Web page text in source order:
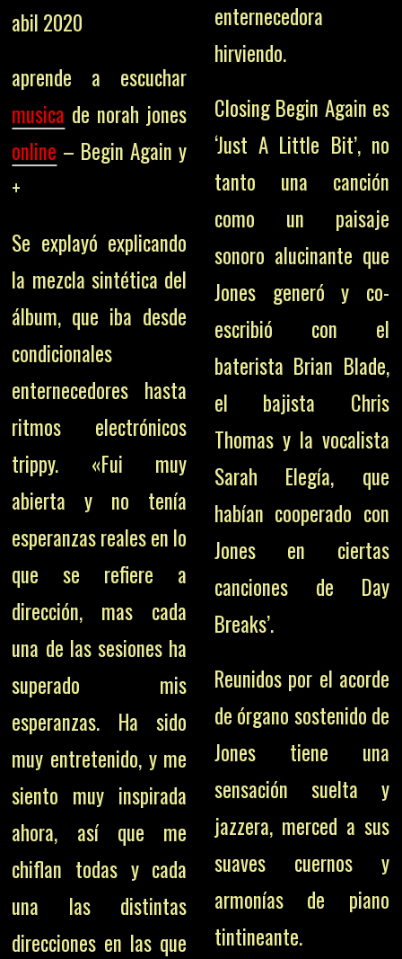
abil 2020
aprende a escuchar
musica de norah jones
online – Begin Again y
+
Se explayó explicando
la mezcla sintética del
álbum, que iba desde
condicionales
enternecedores hasta
ritmos electrónicos
trippy. «Fui muy
abierta y no tenía
esperanzas reales en lo
que se refiere a
dirección, mas cada
una de las sesiones ha
superado mis
esperanzas. Ha sido
muy entretenido, y me
siento muy inspirada
ahora, así que me
chiflan todas y cada
una las distintas
direcciones en las que
enternecedora
hirviendo.
Closing Begin Again es
‘Just A Little Bit’, no
tanto una canción
como un paisaje
sonoro alucinante que
Jones generó y co-
escribió con el
baterista Brian Blade,
el bajista Chris
Thomas y la vocalista
Sarah Elegía, que
habían cooperado con
Jones en ciertas
canciones de Day
Breaks’.
Reunidos por el acorde
de órgano sostenido de
Jones tiene una
sensación suelta y
jazzera, merced a sus
suaves cuernos y
armonías de piano
tintineante.